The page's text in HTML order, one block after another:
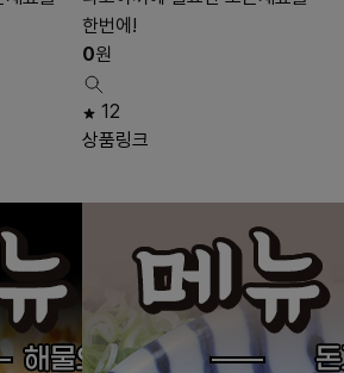
한번에!
0원
12
상품링크